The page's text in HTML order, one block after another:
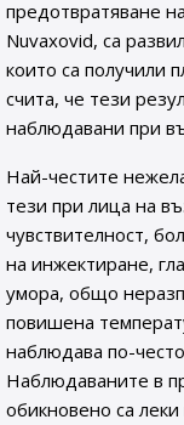
предотвратяване
Nuvaxovid, са
които са получили
счита, че тези
наблюдавани при
Най-честите
тези при лица на
чувствителност,
на инжектиране,
умора, общо
повишена
наблюдава по-
Наблюдаваните в
обикновено са